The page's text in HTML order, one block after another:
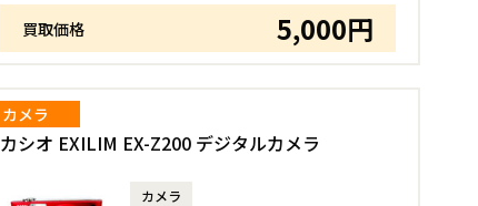
買取価格 5,000円
カシオ EXILIM EX-Z200 デジタルカメラ
カメラ
カメラ